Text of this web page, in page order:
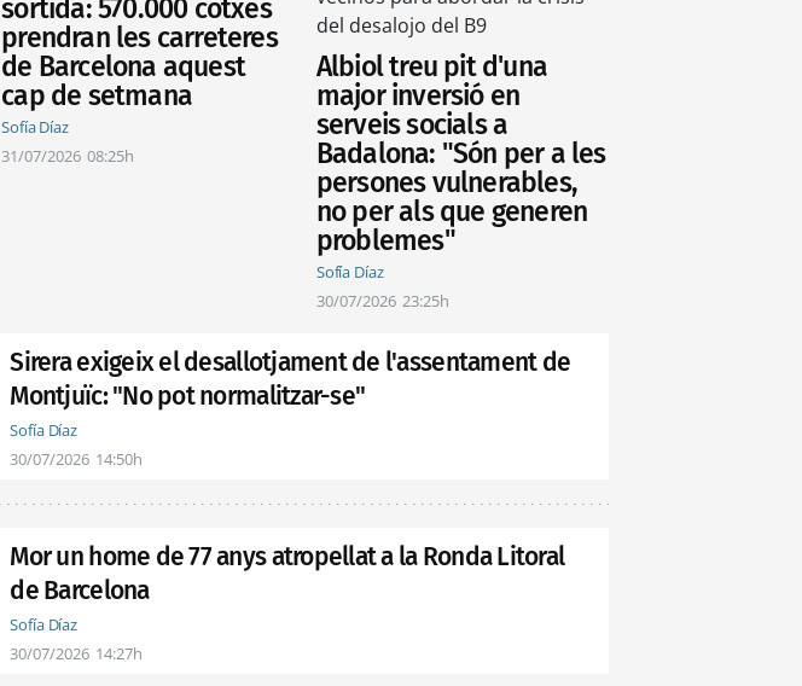
sortida: 570.000 cotxes
prendran les carreteres
de Barcelona aquest
cap de setmana
Sofía Díaz
31/07/2026 08:25h
Albiol treu pit d'una
major inversió en
serveis socials a
Badalona: "Són per a les
persones vulnerables,
no per als que generen
problemes"
Sofía Díaz
30/07/2026 23:25h
Sirera exigeix el desallotjament de l'assentament de
Montjuïc: "No pot normalitzar-se"
Sofía Díaz
30/07/2026 14:50h
Mor un home de 77 anys atropellat a la Ronda Litoral
de Barcelona
Sofía Díaz
30/07/2026 14:27h